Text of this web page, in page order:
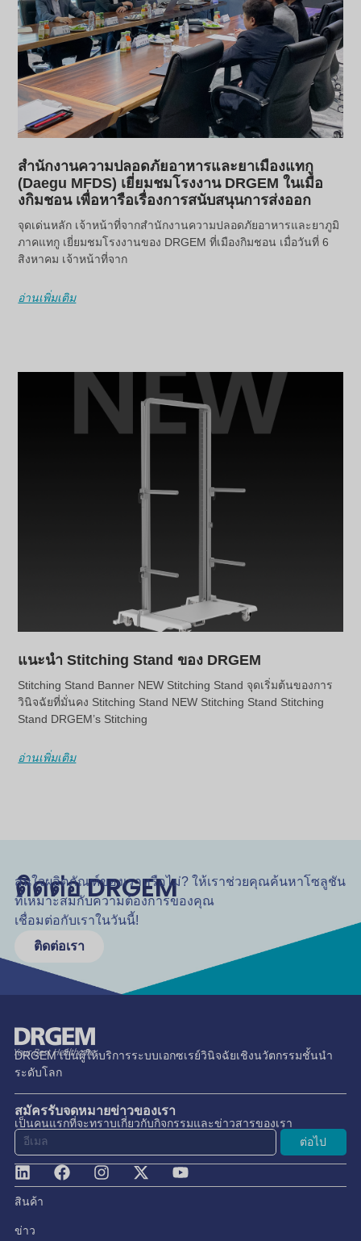
สำนักงานความปลอดภัยอาหารและยาเมืองแทกู
(Daegu MFDS) เยี่ยมชมโรงงาน DRGEM ในเมือ
งกิมชอน เพื่อหารือเรื่องการสนับสนุนการส่งออก
จุดเด่นหลัก เจ้าหน้าที่จากสำนักงานความปลอดภัยอาหารและยาภูมิ
ภาคแทกู เยี่ยมชมโรงงานของ DRGEM ที่เมืองกิมชอน เมื่อวันที่ 6
สิงหาคม เจ้าหน้าที่จาก
อ่านเพิ่มเติม
แนะนำ Stitching Stand ของ DRGEM
Stitching Stand Banner NEW Stitching Stand จุดเริ่มต้นของการ
วินิจฉัยที่มั่นคง Stitching Stand NEW Stitching Stand Stitching
Stand DRGEM’s Stitching
อ่านเพิ่มเติม
ติดต่อ DRGEM
สนใจผลิตภัณฑ์ของเราหรือไม่? ให้เราช่วยคุณค้นหาโซลูชัน
ที่เหมาะสมกับความต้องการของคุณ
เชื่อมต่อกับเราในวันนี้!
ติดต่อเรา
DRGEM เป็นผู้ให้บริการระบบเอกซเรย์วินิจฉัยเชิงนวัตกรรมชั้นนำ
ระดับโลก
สมัครรับจดหมายข่าวของเรา
เป็นคนแรกที่จะทราบเกี่ยวกับกิจกรรมและข่าวสารของเรา
ต่อไป
สินค้า
ข่าว